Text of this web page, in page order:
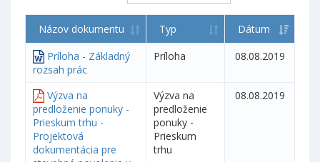
Názov dokumentu Typ
Dátum
Príloha - Základný
rozsah prác
Príloha 08.08.2019
Výzva na
predloženie ponuky -
Prieskum trhu -
Projektová
dokumentácia pre
Výzva na
predloženie
ponuky -
Prieskum
trhu
08.08.2019